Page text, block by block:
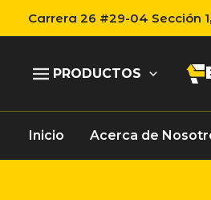
Carrera 26 #29-04 Sección
PRODUCTOS
Inicio Acerca de